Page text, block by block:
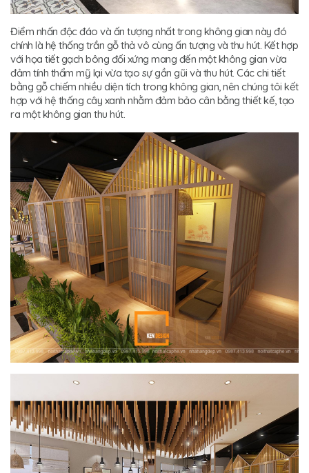
Điểm nhấn độc đáo và ấn tượng nhất trong không gian này đó
chính là hệ thống trần gỗ thả vô cùng ấn tượng và thu hút. Kết hợp
với họa tiết gạch bông đối xứng mang đến một không gian vừa
đảm tính thẩm mỹ lại vừa tạo sự gần gũi và thu hút. Các chi tiết
bằng gỗ chiếm nhiều diện tích trong không gian, nên chúng tôi kết
hợp với hệ thống cây xanh nhằm đảm bảo cân bằng thiết kế, tạo
ra một không gian thu hút.